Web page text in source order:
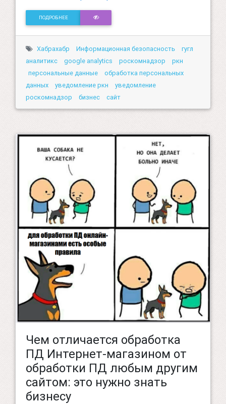
ПОДРОБНЕЕ
Хабрахабр Информационная безопасность
гугл
аналитикс
google analytics роскомнадзор
ркн
персональные данные
обработка персональных
данных
уведомление ркн
уведомление
роскомнадзор
бизнес сайт
Чем отличается обработка
ПД Интернет-магазином от
обработки ПД любым другим
сайтом: это нужно знать
бизнесу